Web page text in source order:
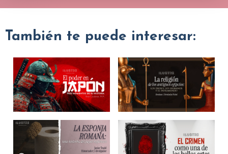
También te puede interesar: